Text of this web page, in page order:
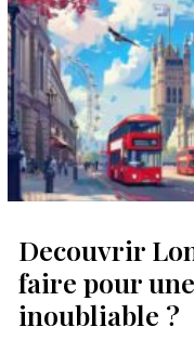
Decouvrir
faire pour
inoubliable ?